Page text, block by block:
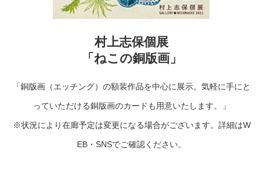
村上志保個展
「ねこの銅版画」
「銅版画（エッチング）の額装作品を中心に展示。気軽に手にと
っていただける銅版画のカードも用意いたします。」
※状況により在廊予定は変更になる場合がございます。詳細はW
EB・SNSでご確認ください。